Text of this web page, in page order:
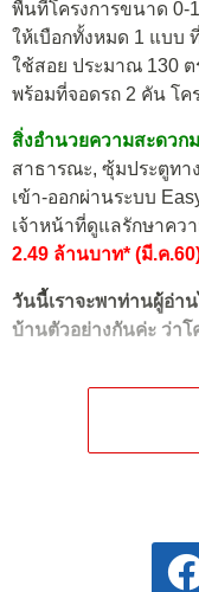
พื้นที่โครงการขนาด 0-
ให้เบือกทั้งหมด 1 แบบ
ใช้สอย ประมาณ 130
พร้อมที่จอดรถ 2 คัน โค
สิ่งอำนวยความสะดวก
สาธารณะ, ซุ้มประตูทา
เข้า-ออกผ่านระบบ
เจ้าหน้าที่ดูแลรักษาคว
2.49 ล้านบาท* (มี.ค
วันนี้เราจะพาท่านผู้อ่า
บ้านตัวอย่างกันค่ะ ว่าโ